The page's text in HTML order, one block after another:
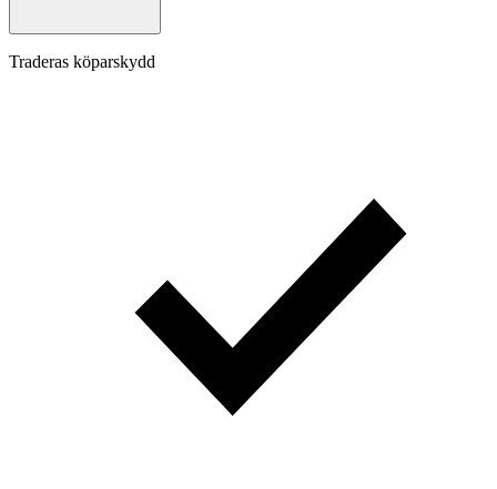
Traderas köparskydd